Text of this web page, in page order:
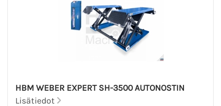
HBM WEBER EXPERT SH-3500 AUTONOSTIN
Lisätiedot